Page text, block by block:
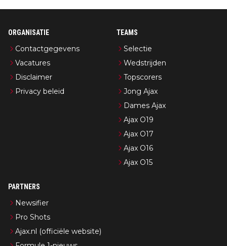
ORGANISATIE
Contactgegevens
Vacatures
Disclaimer
Privacy beleid
TEAMS
Selectie
Wedstrijden
Topscorers
Jong Ajax
Dames Ajax
Ajax O19
Ajax O17
Ajax O16
Ajax O15
PARTNERS
Newsifier
Pro Shots
Ajax.nl (officiële website)